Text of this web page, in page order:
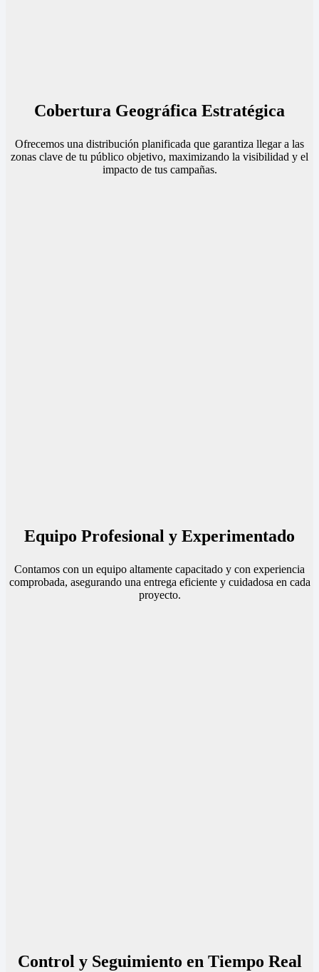
Cobertura Geográfica Estratégica
Ofrecemos una distribución planificada que garantiza llegar a las
zonas clave de tu público objetivo, maximizando la visibilidad y el
impacto de tus campañas.
Equipo Profesional y Experimentado
Contamos con un equipo altamente capacitado y con experiencia
comprobada, asegurando una entrega eficiente y cuidadosa en cada
proyecto.
Control y Seguimiento en Tiempo Real